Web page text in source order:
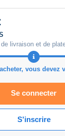
livraison et de
vous devez
Se connecter
S'inscrire